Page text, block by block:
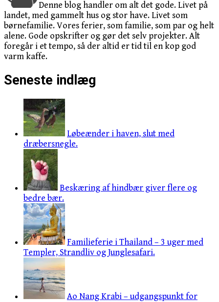
Denne blog handler om alt det gode. Livet på
landet, med gammelt hus og stor have. Livet som
børnefamilie. Vores ferier, som familie, som par og helt
alene. Gode opskrifter og gør det selv projekter. Alt
foregår i et tempo, så der altid er tid til en kop god
varm kaffe.
Seneste indlæg
Løbeænder i haven, slut med
dræbersnegle.
Beskæring af hindbær giver flere og
bedre bær.
Familieferie i Thailand – 3 uger med
Templer, Strandliv og Junglesafari.
Ao Nang Krabi – udgangspunkt for